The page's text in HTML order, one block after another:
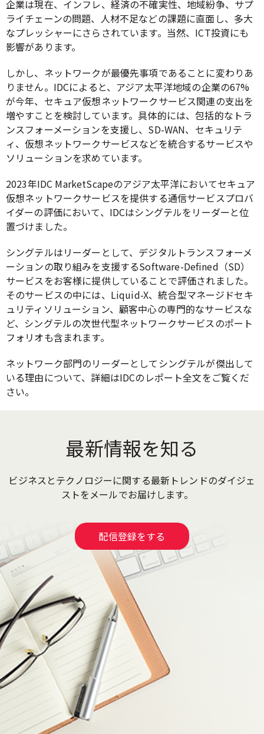
企業は現在、インフレ、経済の不確実性、地域紛争、サプ
ライチェーンの問題、人材不足などの課題に直面し、多大
なプレッシャーにさらされています。当然、ICT投資にも
影響があります。
しかし、ネットワークが最優先事項であることに変わりあ
りません。IDCによると、アジア太平洋地域の企業の67%
が今年、セキュア仮想ネットワークサービス関連の支出を
増やすことを検討しています。具体的には、包括的なトラ
ンスフォーメーションを支援し、SD-WAN、セキュリテ
ィ、仮想ネットワークサービスなどを統合するサービスや
ソリューションを求めています。
2023年IDC MarketScapeのアジア太平洋においてセキュア
仮想ネットワークサービスを提供する通信サービスプロバ
イダーの評価において、IDCはシングテルをリーダーと位
置づけました。
シングテルはリーダーとして、デジタルトランスフォーメ
ーションの取り組みを支援するSoftware-Defined（SD）
サービスをお客様に提供していることで評価されました。
そのサービスの中には、Liquid-X、統合型マネージドセキ
ュリティソリューション、顧客中心の専門的なサービスな
ど、シングテルの次世代型ネットワークサービスのポート
フォリオも含まれます。
ネットワーク部門のリーダーとしてシングテルが傑出して
いる理由について、詳細はIDCのレポート全文をご覧くだ
さい。
最新情報を知る
ビジネスとテクノロジーに関する最新トレンドのダイジェ
ストをメールでお届けします。
配信登録をする